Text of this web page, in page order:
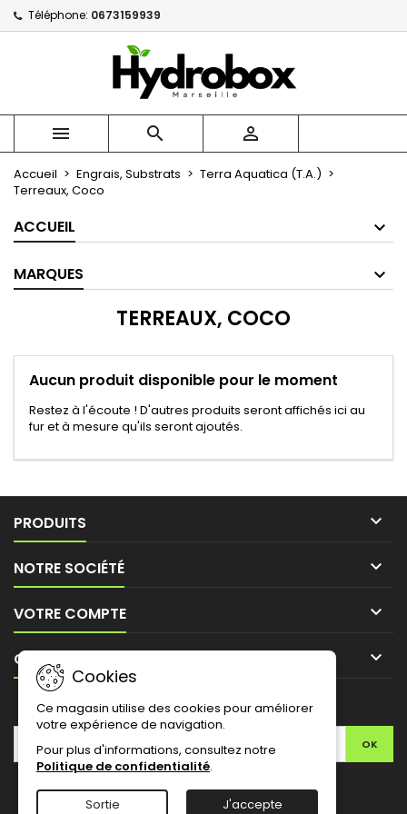
Téléphone: 0673159939
  
Accueil Engrais, Substrats
Terra Aquatica (T.A.)
Terreaux, Coco
ACCUEIL
MARQUES
TERREAUX, COCO
Aucun produit disponible pour le moment
Restez à l'écoute ! D'autres produits seront affichés ici au
fur et à mesure qu'ils seront ajoutés.
PRODUITS 
NOTRE SOCIÉTÉ 
VOTRE COMPTE 
CONTACT 
Mes listes ×
Créer une nouvelle liste
((modalTitle)) ×
((confirmMessage))
((cancelText)) ((modalDeleteText))
Créer une liste d'envies ×
Nom de la liste d'envies
Annuler Créer une liste d'envies
Connexion ×
Vous devez être connecté pour ajouter des produits
à votre liste d'envies.
Annuler Connexion
Cookies
Ce magasin utilise des cookies pour améliorer
votre expérience de navigation.
Pour plus d'informations, consultez notre
Politique de confidentialité.
Sortie J'accepte
LETTRE D'INFORMATIONS
FacebookTwitterYouTubePinterestInstagram